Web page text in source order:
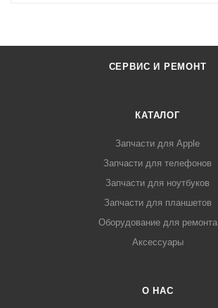
СЕРВИС И РЕМОНТ
КАТАЛОГ
Запчасти для Apple
Запчасти для телефонов
Запчасти для ноутбуков
Запчасти для планшетов
Оборудование для ремонта
Аксессуары
О НАС